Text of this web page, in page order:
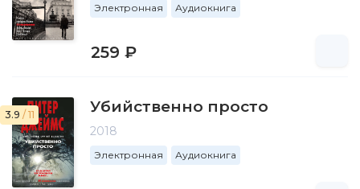
Электронная Аудиокнига
259 ₽
3.9 / 11 Убийственно просто
2018
Электронная Аудиокнига